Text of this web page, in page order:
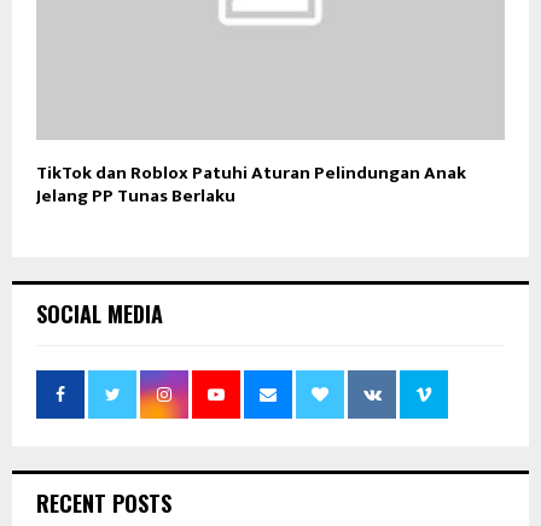
TikTok dan Roblox Patuhi Aturan Pelindungan Anak
Jelang PP Tunas Berlaku
SOCIAL MEDIA
RECENT POSTS